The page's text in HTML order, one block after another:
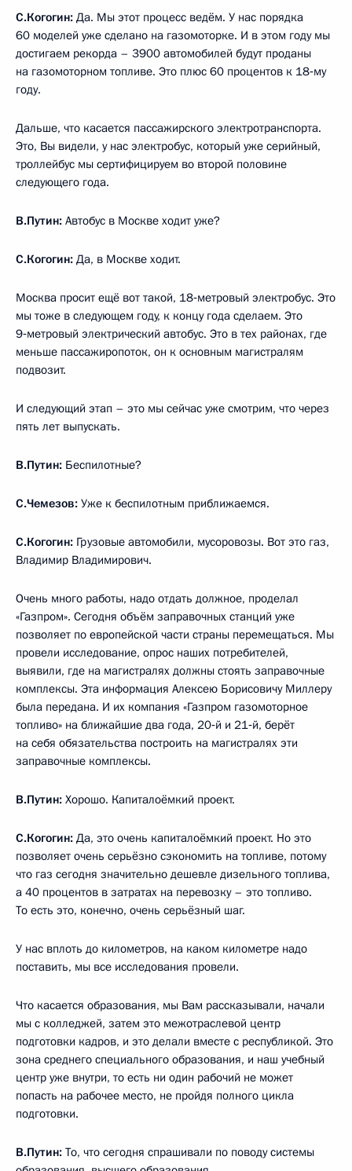
С.Когогин: Да. Мы этот процесс ведём. У нас порядка
60 моделей уже сделано на газомоторке. И в этом году мы
достигаем рекорда – 3900 автомобилей будут проданы
на газомоторном топливе. Это плюс 60 процентов к 18‑му
году.
Дальше, что касается пассажирского электротранспорта.
Это, Вы видели, у нас электробус, который уже серийный,
троллейбус мы сертифицируем во второй половине
следующего года.
В.Путин: Автобус в Москве ходит уже?
С.Когогин: Да, в Москве ходит.
Москва просит ещё вот такой, 18‑метровый электробус. Это
мы тоже в следующем году, к концу года сделаем. Это
9‑метровый электрический автобус. Это в тех районах, где
меньше пассажиропоток, он к основным магистралям
подвозит.
И следующий этап – это мы сейчас уже смотрим, что через
пять лет выпускать.
В.Путин: Беспилотные?
С.Чемезов: Уже к беспилотным приближаемся.
С.Когогин: Грузовые автомобили, мусоровозы. Вот это газ,
Владимир Владимирович.
Очень много работы, надо отдать должное, проделал
«Газпром». Сегодня объём заправочных станций уже
позволяет по европейской части страны перемещаться. Мы
провели исследование, опрос наших потребителей,
выявили, где на магистралях должны стоять заправочные
комплексы. Эта информация Алексею Борисовичу Миллеру
была передана. И их компания «Газпром газомоторное
топливо» на ближайшие два года, 20‑й и 21‑й, берёт
на себя обязательства построить на магистралях эти
заправочные комплексы.
В.Путин: Хорошо. Капиталоёмкий проект.
С.Когогин: Да, это очень капиталоёмкий проект. Но это
позволяет очень серьёзно сэкономить на топливе, потому
что газ сегодня значительно дешевле дизельного топлива,
а 40 процентов в затратах на перевозку – это топливо.
То есть это, конечно, очень серьёзный шаг.
У нас вплоть до километров, на каком километре надо
поставить, мы все исследования провели.
Что касается образования, мы Вам рассказывали, начали
мы с колледжей, затем это межотраслевой центр
подготовки кадров, и это делали вместе с республикой. Это
зона среднего специального образования, и наш учебный
центр уже внутри, то есть ни один рабочий не может
попасть на рабочее место, не пройдя полного цикла
подготовки.
В.Путин: То, что сегодня спрашивали по поводу системы